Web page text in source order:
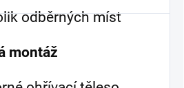
odběrných míst
montáž